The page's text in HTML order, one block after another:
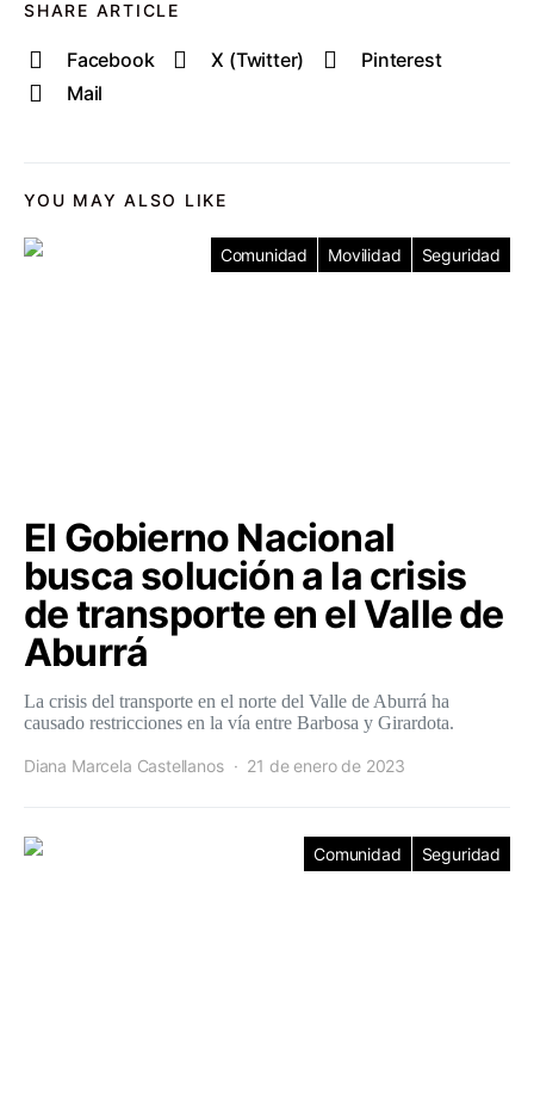
SHARE ARTICLE
Facebook X (Twitter)
Pinterest
Mail
YOU MAY ALSO LIKE
Comunidad Movilidad Seguridad
El Gobierno Nacional
busca solución a la crisis
de transporte en el Valle de
Aburrá
La crisis del transporte en el norte del Valle de Aburrá ha
causado restricciones en la vía entre Barbosa y Girardota.
Diana Marcela Castellanos 21 de enero de 2023
Comunidad Seguridad